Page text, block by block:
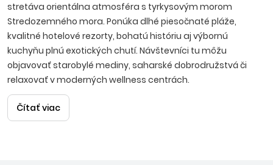
stretáva orientálna atmosféra s tyrkysovým morom
Stredozemného mora. Ponúka dlhé piesočnaté pláže,
kvalitné hotelové rezorty, bohatú históriu aj výbornú
kuchyňu plnú exotických chutí. Návštevníci tu môžu
objavovať starobylé mediny, saharské dobrodružstvá či
relaxovať v moderných wellness centrách.
Mahdia
Čítať viac